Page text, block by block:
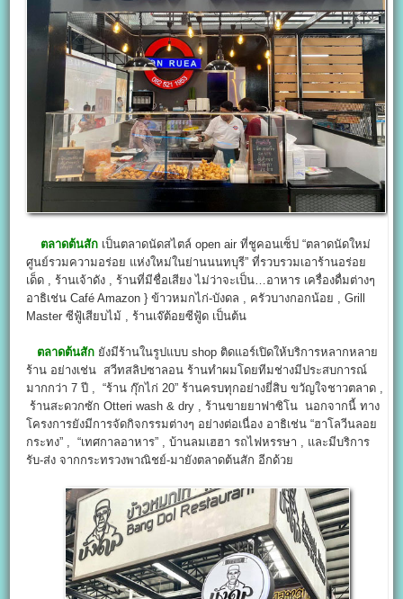
ตลาดต้นสัก เป็นตลาดนัดสไตล์ open air ที่ชูคอนเซ็ป “ตลาดนัดใหม่
ศูนย์รวมความอร่อย แห่งใหม่ในย่านนนทบุรี” ที่รวบรวมเอาร้านอร่อย
เด็ด , ร้านเจ้าดัง , ร้านที่มีชื่อเสียง ไม่ว่าจะเป็น…อาหาร เครื่องดื่มต่างๆ
อาธิเช่น Café Amazon } ข้าวหมกไก่-บังดล , ครัวบางกอกน้อย , Grill
Master ซีฟู้เสียบไม้ , ร้านเจ๊ต้อยซีฟู้ด เป็นต้น
ตลาดต้นสัก ยังมีร้านในรูปแบบ shop ติดแอร์เปิดให้บริการหลากหลาย
ร้าน อย่างเช่น สวีทสลิปซาลอน ร้านทำผมโดยทีมช่างมีประสบการณ์
มากกว่า 7 ปี , “ร้าน กุ๊กไก่ 20” ร้านครบทุกอย่างยี่สิบ ขวัญใจชาวตลาด ,
ร้านสะดวกซัก Otteri wash & dry , ร้านขายยาฟาซิโน นอกจากนี้ ทาง
โครงการยังมีการจัดกิจกรรมต่างๆ อย่างต่อเนื่อง อาธิเช่น “ฮาโลวีนลอย
กระทง” , “เทศกาลอาหาร” , บ้านลมเฮฮา รถไฟหรรษา , และมีบริการ
รับ-ส่ง จากกระทรวงพาณิชย์-มายังตลาดต้นสัก อีกด้วย